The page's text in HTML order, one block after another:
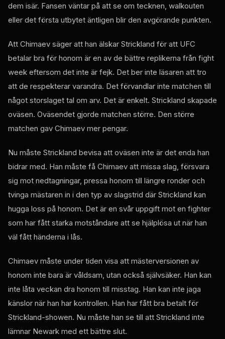
dem isär. Fansen väntar på att se om tecknen, walkouten
eller det första utbytet äntligen blir den avgörande punkten.
Att Chimaev säger att han älskar Strickland för att UFC
betalar bra för honom är en av de bättre replikerna från fight
week eftersom det inte är fejk. Det ber inte läsaren att tro
att de respekterar varandra. Det förvandlar inte matchen till
något storslaget tal om arv. Det är enkelt. Strickland skapade
oväsen. Oväsendet gjorde matchen större. Den större
matchen gav Chimaev mer pengar.
Nu måste Strickland bevisa att oväsen inte är det enda han
bidrar med. Han måste få Chimaev att missa slag, försvara
sig mot nedtagningar, pressa honom till längre ronder och
tvinga mästaren in i den typ av slagstrid där Strickland kan
hugga loss på honom. Det är en svår uppgift mot en fighter
som har fått starka motståndare att se hjälplösa ut när han
väl fått händerna i lås.
Chimaev måste under tiden visa att mästerversionen av
honom inte bara är våldsam, utan också självsäker. Han kan
inte låta veckan dra honom till misstag. Han kan inte jaga
känslor när han har kontrollen. Han har fått bra betalt för
Strickland-showen. Nu måste han se till att Strickland inte
lämnar Newark med ett bättre slut.